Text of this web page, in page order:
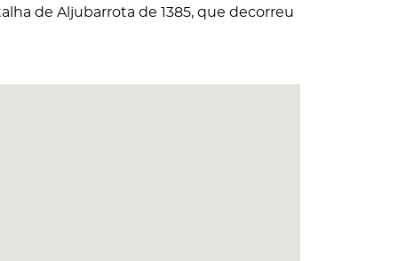
de Aljubarrota de 1385, que decorreu